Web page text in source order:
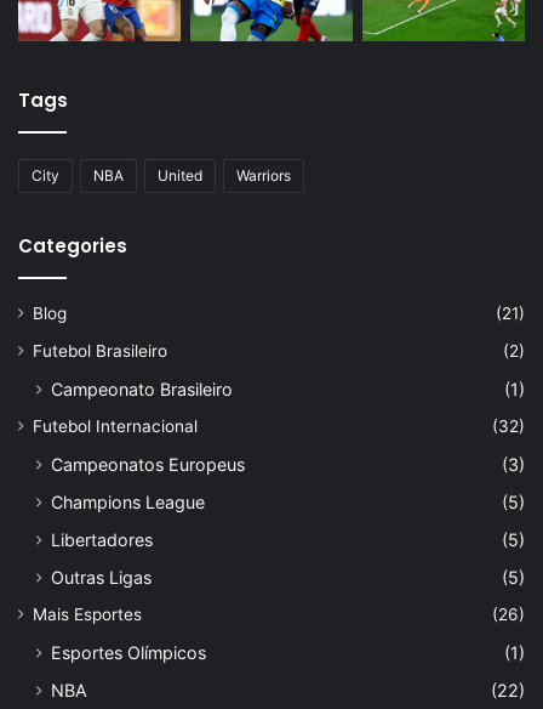
Tags
City NBA United Warriors
Categories
Blog
(21)
Futebol Brasileiro
(2)
Campeonato Brasileiro (1)
Futebol Internacional (32)
Campeonatos Europeus
(3)
Champions League
(5)
Libertadores
(5)
Outras Ligas
(5)
Mais Esportes (26)
Esportes Olímpicos
(1)
NBA
(22)